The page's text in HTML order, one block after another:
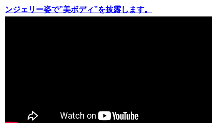
ンジェリー姿で”美ボディ”を披露します。